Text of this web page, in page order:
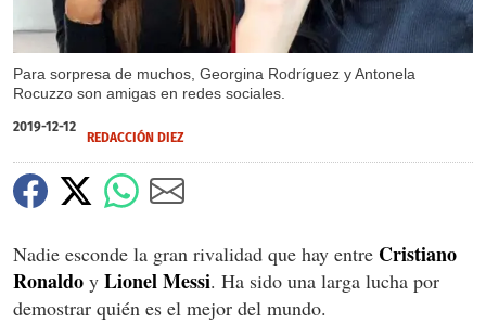
Para sorpresa de muchos, Georgina Rodríguez y Antonela
Rocuzzo son amigas en redes sociales.
2019-12-12
REDACCIÓN DIEZ
Nadie esconde la gran rivalidad que hay entre Cristiano
Ronaldo y Lionel Messi. Ha sido una larga lucha por
demostrar quién es el mejor del mundo.